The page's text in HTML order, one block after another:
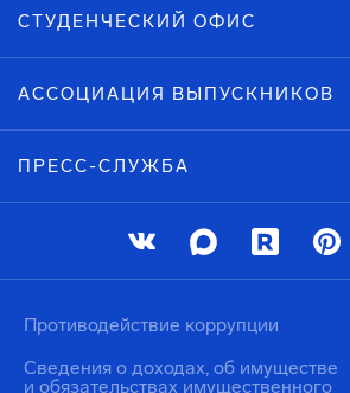
СТУДЕНЧЕСКИЙ ОФИС
АССОЦИАЦИЯ ВЫПУСКНИКОВ
ПРЕСС-СЛУЖБА
Противодействие коррупции
Сведения о доходах, об имуществе
и обязательствах имущественного